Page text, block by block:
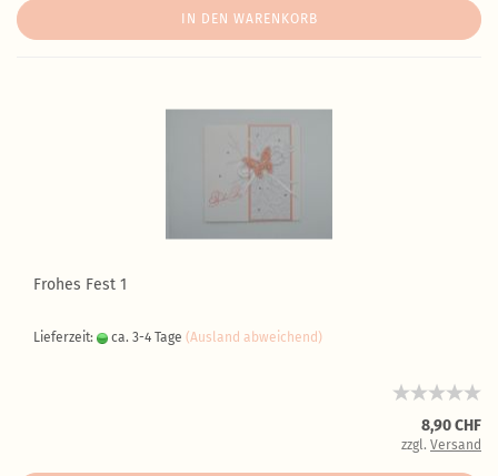
IN DEN WARENKORB
Frohes Fest 1
Lieferzeit: ca. 3-4 Tage (Ausland abweichend)
8,90 CHF
zzgl. Versand